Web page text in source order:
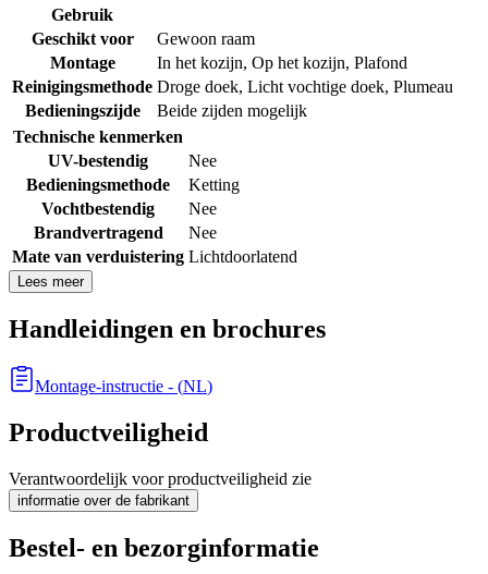
Gebruik
Geschikt voor
Gewoon raam
Montage
In het kozijn, Op het kozijn, Plafond
Reinigingsmethode Droge doek, Licht vochtige doek, Plumeau
Bedieningszijde
Beide zijden mogelijk
Technische kenmerken
UV-bestendig
Nee
Bedieningsmethode
Ketting
Vochtbestendig
Nee
Brandvertragend
Nee
Mate van verduistering Lichtdoorlatend
Lees meer
Handleidingen en brochures
Montage-instructie - (NL)
Productveiligheid
Verantwoordelijk voor productveiligheid zie
informatie over de fabrikant
Bestel- en bezorginformatie